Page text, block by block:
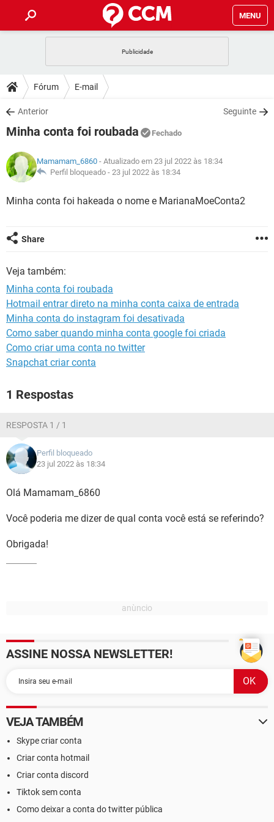
MENU
CELULAR
OUTLOOK
INSTAGRAM GMAIL
GUIA DE COMPRAS
DICAS
JOGOS
INSTAGRAM GMAIL
GUIA DE COMPRAS
DOWNLOADS
JOGOS WHATSAPP
CELULAR
OUTLOOK EXCEL
JOGOS WHATSAPP
CELULAR
OUTLOOK EXCEL
GUIA DE COMPRAS
GLOSSÁRIO
OUTLOOK
GUIA DE COMPRAS
Fórum E-mail
Anterior Seguinte
Minha conta foi roubada Fechado
Mamamam_6860 - Atualizado em 23 jul 2022 às 18:34
Perfil bloqueado - 23 jul 2022 às 18:34
Minha conta foi hakeada o nome e MarianaMoeConta2
Share
Veja também:
Minha conta foi roubada
Hotmail entrar direto na minha conta caixa de entrada
Minha conta do instagram foi desativada
Como saber quando minha conta google foi criada
Como criar uma conta no twitter
Snapchat criar conta
1 Respostas
RESPOSTA 1 / 1
Perfil bloqueado
23 jul 2022 às 18:34
Olá Mamamam_6860
Você poderia me dizer de qual conta você está se referindo?
Obrigada!
ASSINE NOSSA NEWSLETTER!
VEJA TAMBÉM
Skype criar conta
Criar conta hotmail
Criar conta discord
Tiktok sem conta
Como deixar a conta do twitter pública